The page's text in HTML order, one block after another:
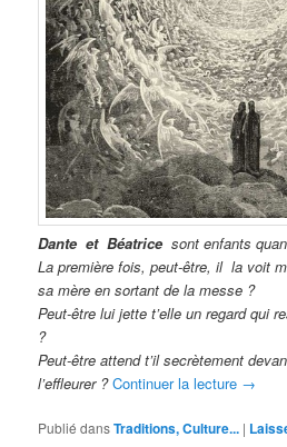
Dante et Béatrice sont enfants
La première fois, peut-être, il la voit
sa mère en sortant de la messe ?
Peut-être lui jette t’elle un regard qui
?
Peut-être attend t’il secrètement
l’effleurer ? Continuer la lecture →
Publié dansTraditions, Culture... |